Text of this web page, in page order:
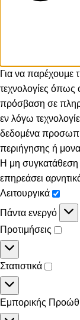
Για να παρέχουμε
τεχνολογίες όπως
πρόσβαση σε
εν λόγω
δεδομένα
περιήγησης ή
Η μη συγκατάθεση
επηρεάσει
Λειτουργικά
Πάντα ενεργό
Προτιμήσεις
Στατιστικά
Εμπορικής